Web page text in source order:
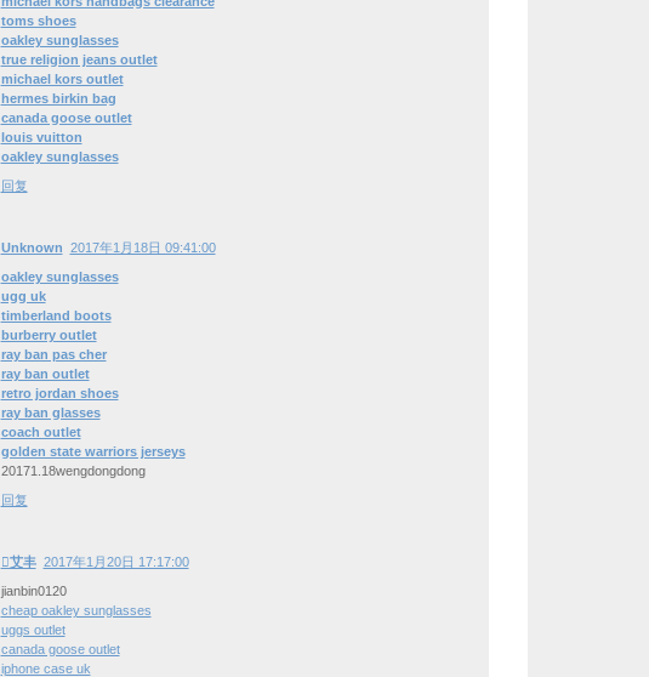
toms shoes
oakley sunglasses
true religion jeans outlet
michael kors outlet
hermes birkin bag
canada goose outlet
louis vuitton
oakley sunglasses
回复
Unknown 2017年1月18日 09:41:00
oakley sunglasses
ugg uk
timberland boots
burberry outlet
ray ban pas cher
ray ban outlet
retro jordan shoes
ray ban glasses
coach outlet
golden state warriors jerseys
20171.18wengdongdong
回复
艾丰 2017年1月20日 17:17:00
jianbin0120
cheap oakley sunglasses
uggs outlet
canada goose outlet
iphone case uk